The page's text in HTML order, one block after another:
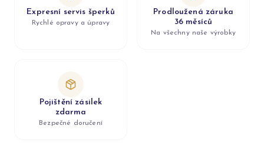
Expresní servis šperků
Rychlé opravy a úpravy
Prodloužená záruka
36 měsíců
Na všechny naše výrobky
Pojištění zásilek
zdarma
Bezpečné doručení